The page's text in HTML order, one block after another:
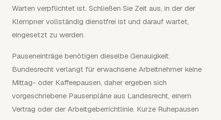
Warten verpflichtet ist. Schließen Sie Zeit aus, in der der
Klempner vollständig dienstfrei ist und darauf wartet,
eingesetzt zu werden.
Pauseneinträge benötigen dieselbe Genauigkeit.
Bundesrecht verlangt für erwachsene Arbeitnehmer keine
Mittag- oder Kaffeepausen, daher ergeben sich
vorgeschriebene Pausenpläne aus Landesrecht, einem
Vertrag oder der Arbeitgeberrichtlinie. Kurze Ruhepausen